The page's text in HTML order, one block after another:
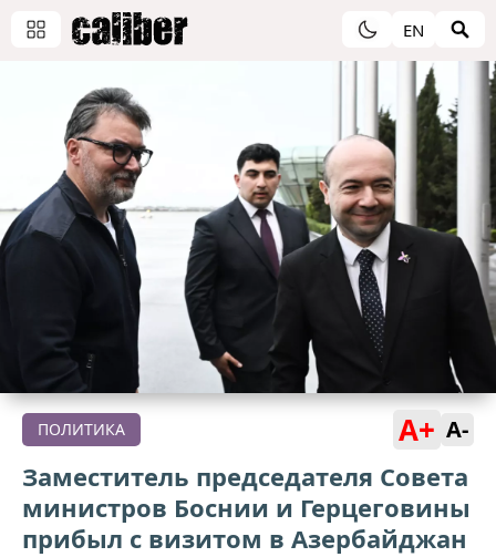
EN
ПОЛИТИКА A+ A-
Заместитель председателя Совета
министров Боснии и Герцеговины
прибыл с визитом в Азербайджан